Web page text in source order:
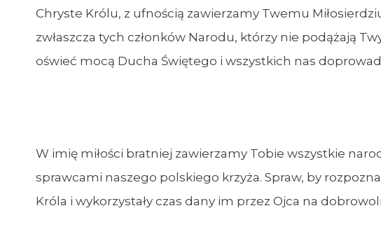
Chryste Królu, z ufnością zawierzamy Twemu
zwłaszcza tych członków Narodu, którzy nie podążają
oświeć mocą Ducha Świętego i wszystkich nas
W imię miłości bratniej zawierzamy Tobie wszystkie
sprawcami naszego polskiego krzyża. Spraw, by
Króla i wykorzystały czas dany im przez Ojca na